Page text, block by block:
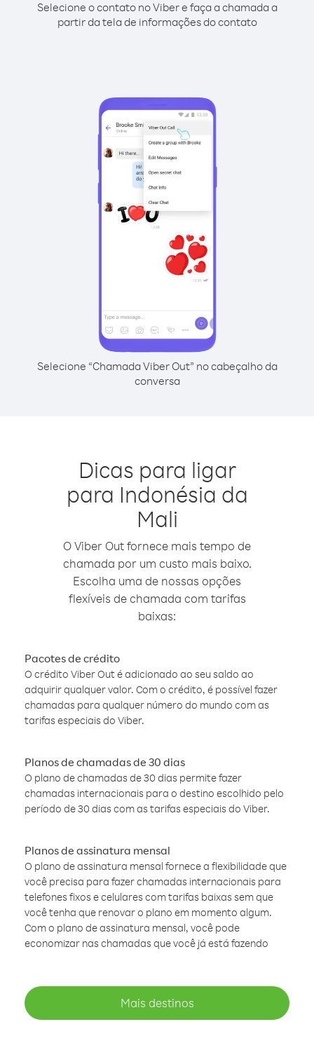
Selecione o contato no Viber e faça a chamada a
partir da tela de informações do contato
Selecione “Chamada Viber Out” no cabeçalho da
conversa
Dicas para ligar
para Indonésia da
Mali
O Viber Out fornece mais tempo de
chamada por um custo mais baixo.
Escolha uma de nossas opções
flexíveis de chamada com tarifas
baixas:
Pacotes de crédito
O crédito Viber Out é adicionado ao seu saldo ao
adquirir qualquer valor. Com o crédito, é possível fazer
chamadas para qualquer número do mundo com as
tarifas especiais do Viber.
Planos de chamadas de 30 dias
O plano de chamadas de 30 dias permite fazer
chamadas internacionais para o destino escolhido pelo
período de 30 dias com as tarifas especiais do Viber.
Planos de assinatura mensal
O plano de assinatura mensal fornece a flexibilidade que
você precisa para fazer chamadas internacionais para
telefones fixos e celulares com tarifas baixas sem que
você tenha que renovar o plano em momento algum.
Com o plano de assinatura mensal, você pode
economizar nas chamadas que você já está fazendo
Mais destinos